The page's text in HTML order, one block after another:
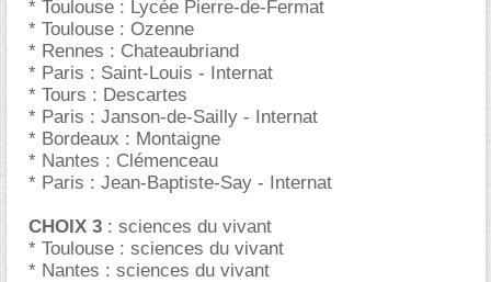
* Toulouse : Lycée Pierre-de-Fermat
* Toulouse : Ozenne
* Rennes : Chateaubriand
* Paris : Saint-Louis - Internat
* Tours : Descartes
* Paris : Janson-de-Sailly - Internat
* Bordeaux : Montaigne
* Nantes : Clémenceau
* Paris : Jean-Baptiste-Say - Internat
CHOIX 3 : sciences du vivant
* Toulouse : sciences du vivant
* Nantes : sciences du vivant